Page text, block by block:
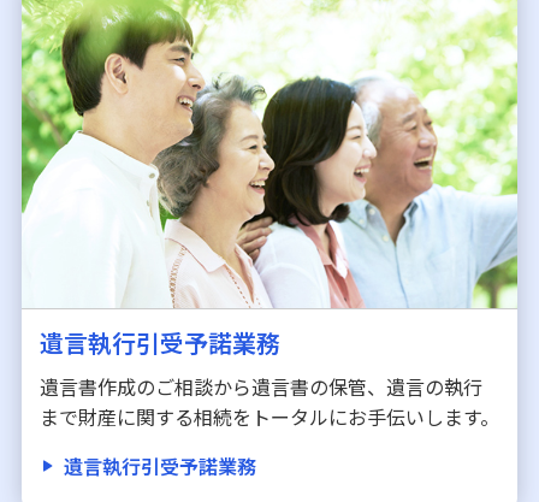
遺言執行引受予諾業務
遺言書作成のご相談から遺言書の保管、遺言の執行
まで財産に関する相続をトータルにお手伝いします。
遺言執行引受予諾業務